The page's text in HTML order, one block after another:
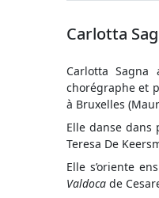
Carlotta
Carlotta
chorégraphe et
à Bruxelles
Elle danse dans
Teresa De
Elle s’oriente
Valdoca de